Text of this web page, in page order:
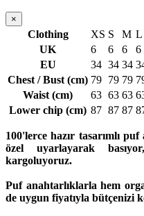
×
Clothing XS S M L
UK
6 6 6 6
EU
34 34 34
Chest / Bust (cm) 79 79 79
Waist (cm)
63 63 63
Lower chip (cm) 87 87 87
100'lerce hazır tasarımlı
özel uyarlayarak
kargoluyoruz.
Puf anahtarlıklarla hem
de uygun fiyatıyla bütçenizi